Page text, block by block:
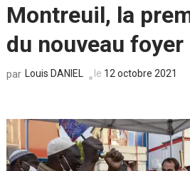
Montreuil, la
du nouveau
par Louis DANIEL le 12 octobre 2021